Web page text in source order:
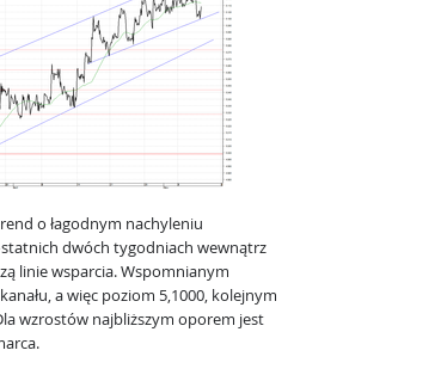
o łagodnym nachyleniu
dwóch tygodniach wewnątrz
linie wsparcia. Wspomnianym
a więc poziom 5,1000, kolejnym
wzrostów najbliższym oporem jest